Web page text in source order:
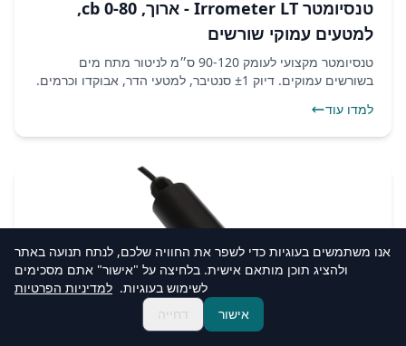
טנסיומטר Irrometer LT - ארוך, 0-80 cb,
למטעים עמוקי שורשים
טנסיומטר מקצועי לעומק 90-120 ס״מ לניטור מתח מים
בשורשים עמוקים. דיוק ±1 סנטיבר, למטעי הדר, אבוקדו וכרמים.
למדו עוד
אנו משתמשים בעוגיות כדי לשפר את החוויה שלכם, לנתח תנועה באתר
ולהציג תוכן מותאם אישית. בלחיצה על "אישור" אתם מסכימים
לשימוש בעוגיות. למדיניות הפרטיות
דחייה
אישור